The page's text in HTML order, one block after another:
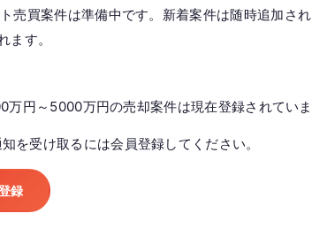
買案件は準備中です。新着案件は随時追加され
ます。
万円～5000万円の売却案件は現在登録されてい
を受け取るには会員登録してください。
録